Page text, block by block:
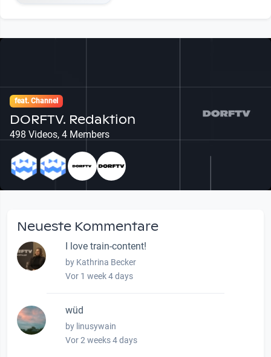
feat. Channel
DORFTV. Redaktion
498 Videos, 4 Members
Neueste Kommentare
I love train-content!
by Kathrina Becker
Vor 1 week 4 days
wüd
by linusywain
Vor 2 weeks 4 days